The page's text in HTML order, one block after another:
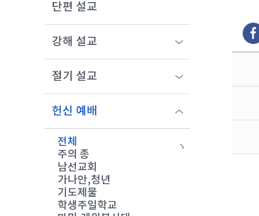
단편 설교
강해 설교
절기 설교
헌신 예배
전체
주의 종
남선교회
가나안,청년
기도제물
학생주일학교